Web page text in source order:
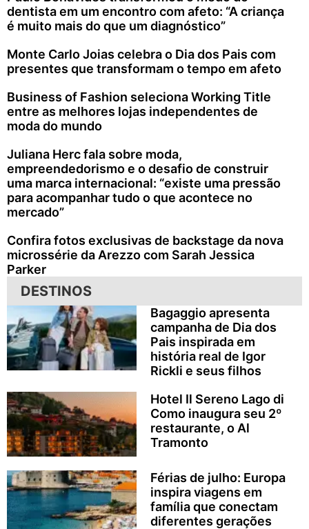
dentista em um encontro com afeto: “A criança
é muito mais do que um diagnóstico”
Monte Carlo Joias celebra o Dia dos Pais com
presentes que transformam o tempo em afeto
Business of Fashion seleciona Working Title
entre as melhores lojas independentes de
moda do mundo
Juliana Herc fala sobre moda,
empreendedorismo e o desafio de construir
uma marca internacional: “existe uma pressão
para acompanhar tudo o que acontece no
mercado”
Confira fotos exclusivas de backstage da nova
microssérie da Arezzo com Sarah Jessica
Parker
DESTINOS
Bagaggio apresenta
campanha de Dia dos
Pais inspirada em
história real de Igor
Rickli e seus filhos
Hotel Il Sereno Lago di
Como inaugura seu 2º
restaurante, o Al
Tramonto
Férias de julho: Europa
inspira viagens em
família que conectam
diferentes gerações